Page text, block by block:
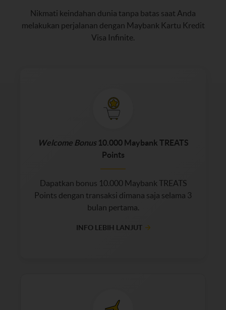
Nikmati keindahan dunia tanpa batas saat Anda
melakukan perjalanan dengan Maybank Kartu Kredit
Visa Infinite.
Welcome Bonus10.000 Maybank TREATS
Points
Dapatkan bonus 10.000 Maybank TREATS
Points dengan transaksi dimana saja selama 3
bulan pertama.
INFO LEBIH LANJUT